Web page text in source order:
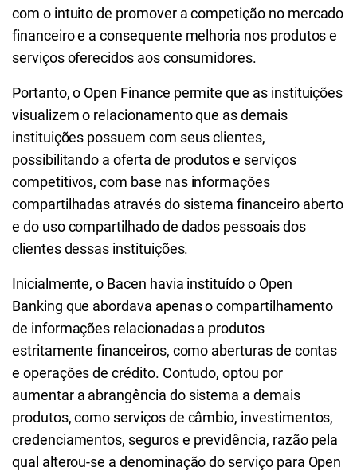
com o intuito de promover a competição no mercado
financeiro e a consequente melhoria nos produtos e
serviços oferecidos aos consumidores.
Portanto, o Open Finance permite que as instituições
visualizem o relacionamento que as demais
instituições possuem com seus clientes,
possibilitando a oferta de produtos e serviços
competitivos, com base nas informações
compartilhadas através do sistema financeiro aberto
e do uso compartilhado de dados pessoais dos
clientes dessas instituições.
Inicialmente, o Bacen havia instituído o Open
Banking que abordava apenas o compartilhamento
de informações relacionadas a produtos
estritamente financeiros, como aberturas de contas
e operações de crédito. Contudo, optou por
aumentar a abrangência do sistema a demais
produtos, como serviços de câmbio, investimentos,
credenciamentos, seguros e previdência, razão pela
qual alterou-se a denominação do serviço para Open